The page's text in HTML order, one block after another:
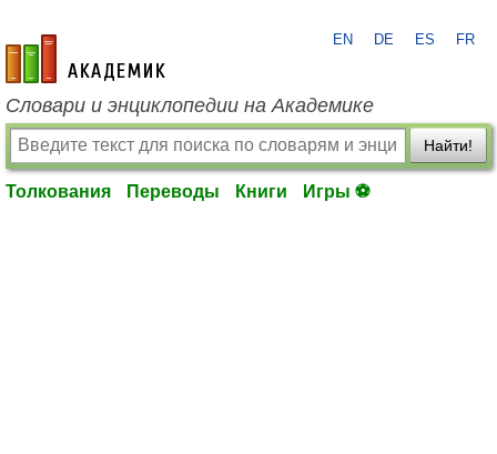
academic.ru
EN DE ES FR
Словари и энциклопедии на Академике
Найти!
Толкования Переводы Книги Игры ⚽